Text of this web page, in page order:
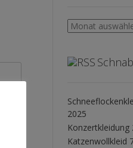
Archiv
2025
Konzertkleidung
Katzenwollkleid